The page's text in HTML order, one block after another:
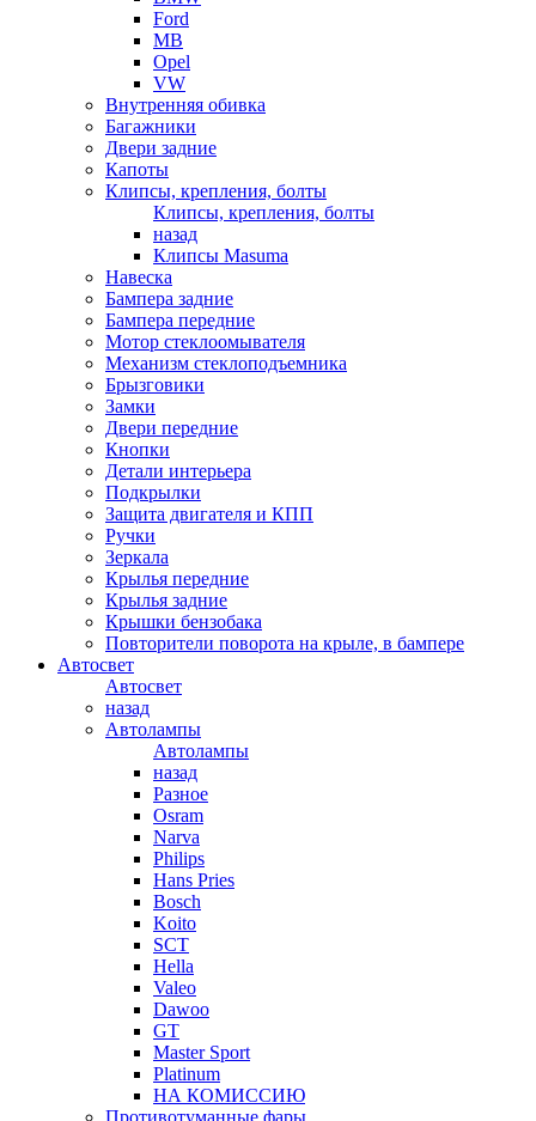
Ford
MB
Opel
VW
Внутренняя обивка
Багажники
Двери задние
Капоты
Клипсы, крепления, болты
Клипсы, крепления, болты
назад
Клипсы Masuma
Навеска
Бампера задние
Бампера передние
Мотор стеклоомывателя
Механизм стеклоподъемника
Брызговики
Замки
Двери передние
Кнопки
Детали интерьера
Подкрылки
Защита двигателя и КПП
Ручки
Зеркала
Крылья передние
Крылья задние
Крышки бензобака
Повторители поворота на крыле, в бампере
Автосвет
Автосвет
назад
Автолампы
Автолампы
назад
Разное
Osram
Narva
Philips
Hans Pries
Bosch
Koito
SCT
Hella
Valeo
Dawoo
GT
Master Sport
Platinum
НА КОМИССИЮ
Противотуманные фары